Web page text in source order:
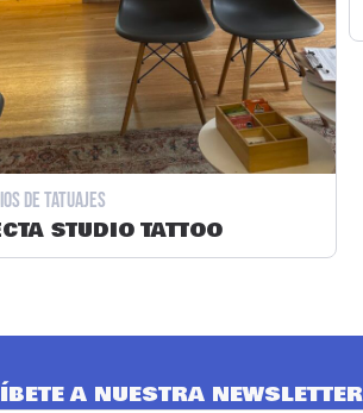
de tatuajes
STUDIO TATTOO
A NUESTRA